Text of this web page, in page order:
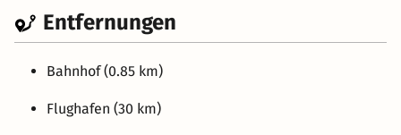
Entfernungen
Bahnhof (0.85 km)
Flughafen (30 km)